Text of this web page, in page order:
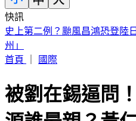
快訊
中職／兄弟又損大將！2重砲
銷」
首頁
國際
被劉在錫逼問